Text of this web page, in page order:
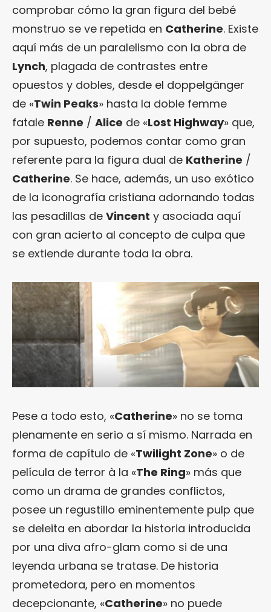
comprobar cómo la gran figura del bebé
monstruo se ve repetida en Catherine. Existe
aquí más de un paralelismo con la obra de
Lynch, plagada de contrastes entre
opuestos y dobles, desde el doppelgänger
de «Twin Peaks» hasta la doble femme
fatale Renne / Alice de «Lost Highway» que,
por supuesto, podemos contar como gran
referente para la figura dual de Katherine /
Catherine. Se hace, además, un uso exótico
de la iconografía cristiana adornando todas
las pesadillas de Vincent y asociada aquí
con gran acierto al concepto de culpa que
se extiende durante toda la obra.
Pese a todo esto, «Catherine» no se toma
plenamente en serio a sí mismo. Narrada en
forma de capítulo de «Twilight Zone» o de
película de terror à la «The Ring» más que
como un drama de grandes conflictos,
posee un regustillo eminentemente pulp que
se deleita en abordar la historia introducida
por una diva afro-glam como si de una
leyenda urbana se tratase. De historia
prometedora, pero en momentos
decepcionante, «Catherine» no puede